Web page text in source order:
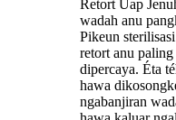
Retort Uap
wadah anu
Pikeun
retort anu paling
dipercaya. Éta
hawa
ngabanjiran